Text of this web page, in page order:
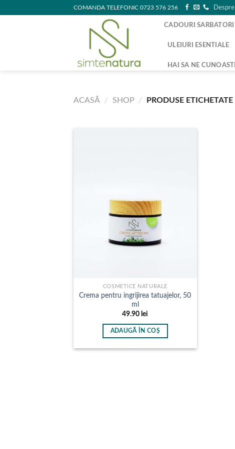
COMANDA TELEFONIC 0723 576 256
CADOURI SARBATORI
ULEIURI ESENTIALE
HAI SA NE
ACASĂ / SHOP / PRODUSE
COSMETICE NATURALE
Crema pentru ingrijirea tatuajelor, 50
ml
49.90 lei
ADAUGĂ ÎN COȘ